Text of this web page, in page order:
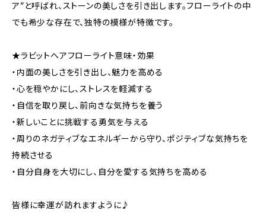
ア”と呼ばれ、ストーンの美しさを引き出します。フローライトの中
でも希少な存在で、独特の模様が特徴です。
★ラビットヘアフローライト意味・効果
・内面の美しさを引き出し、魅力を高める
・心を穏やかにし、ストレスを軽減する
・自信を取り戻し、前向きな気持ちを養う
・新しいことに挑戦する勇気を与える
・周りのネガティブなエネルギーから守り、ポジティブな気持ちを
持続させる
・自分自身を大切にし、自分を愛する気持ちを高める
皆様に幸運が訪れますように♪